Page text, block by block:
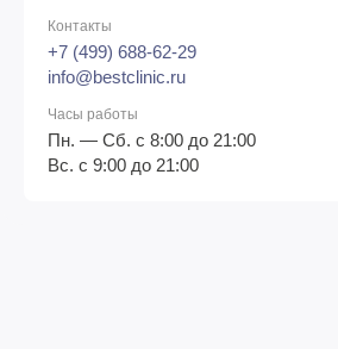
Контакты
+7 (499) 688-62-29
info@bestclinic.ru
Часы работы
Пн. — Сб. с 8:00 до 21:00
Вс. с 9:00 до 21:00